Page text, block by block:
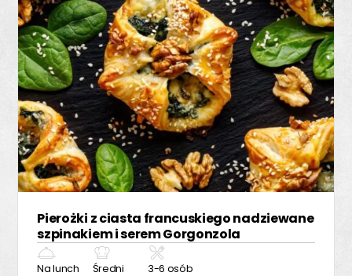
Pierożki z ciasta francuskiego nadziewane
szpinakiem i serem Gorgonzola
Na lunch Średni 3-6 osób